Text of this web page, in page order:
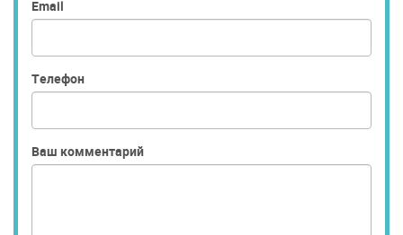
Email
Телефон
Ваш комментарий